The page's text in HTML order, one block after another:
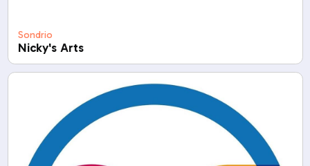
Sondrio
Nicky's Arts